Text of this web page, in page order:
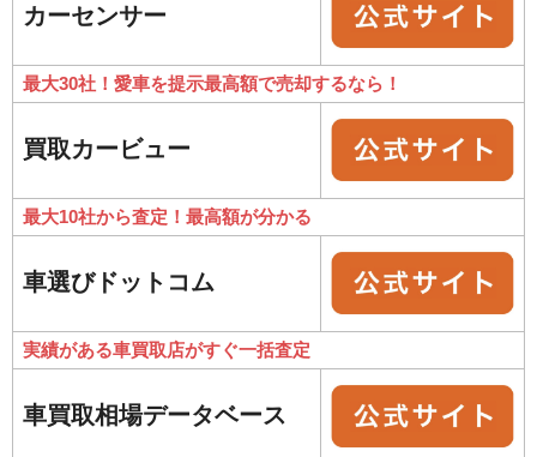
カーセンサー
最大30社！愛車を提示最高額で売却するなら！
買取カービュー
最大10社から査定！最高額が分かる
車選びドットコム
実績がある車買取店がすぐ一括査定
車買取相場データベース